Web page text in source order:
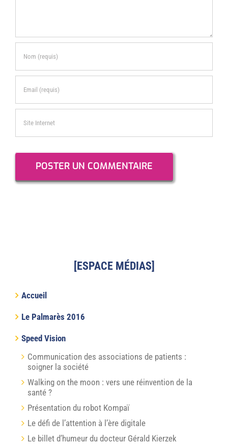
[ESPACE MÉDIAS]
Accueil
Le Palmarès 2016
Speed Vision
Communication des associations de patients :
soigner la société
Walking on the moon : vers une réinvention de la
santé ?
Présentation du robot Kompaï
Le défi de l’attention à l’ère digitale
Le billet d’humeur du docteur Gérald Kierzek